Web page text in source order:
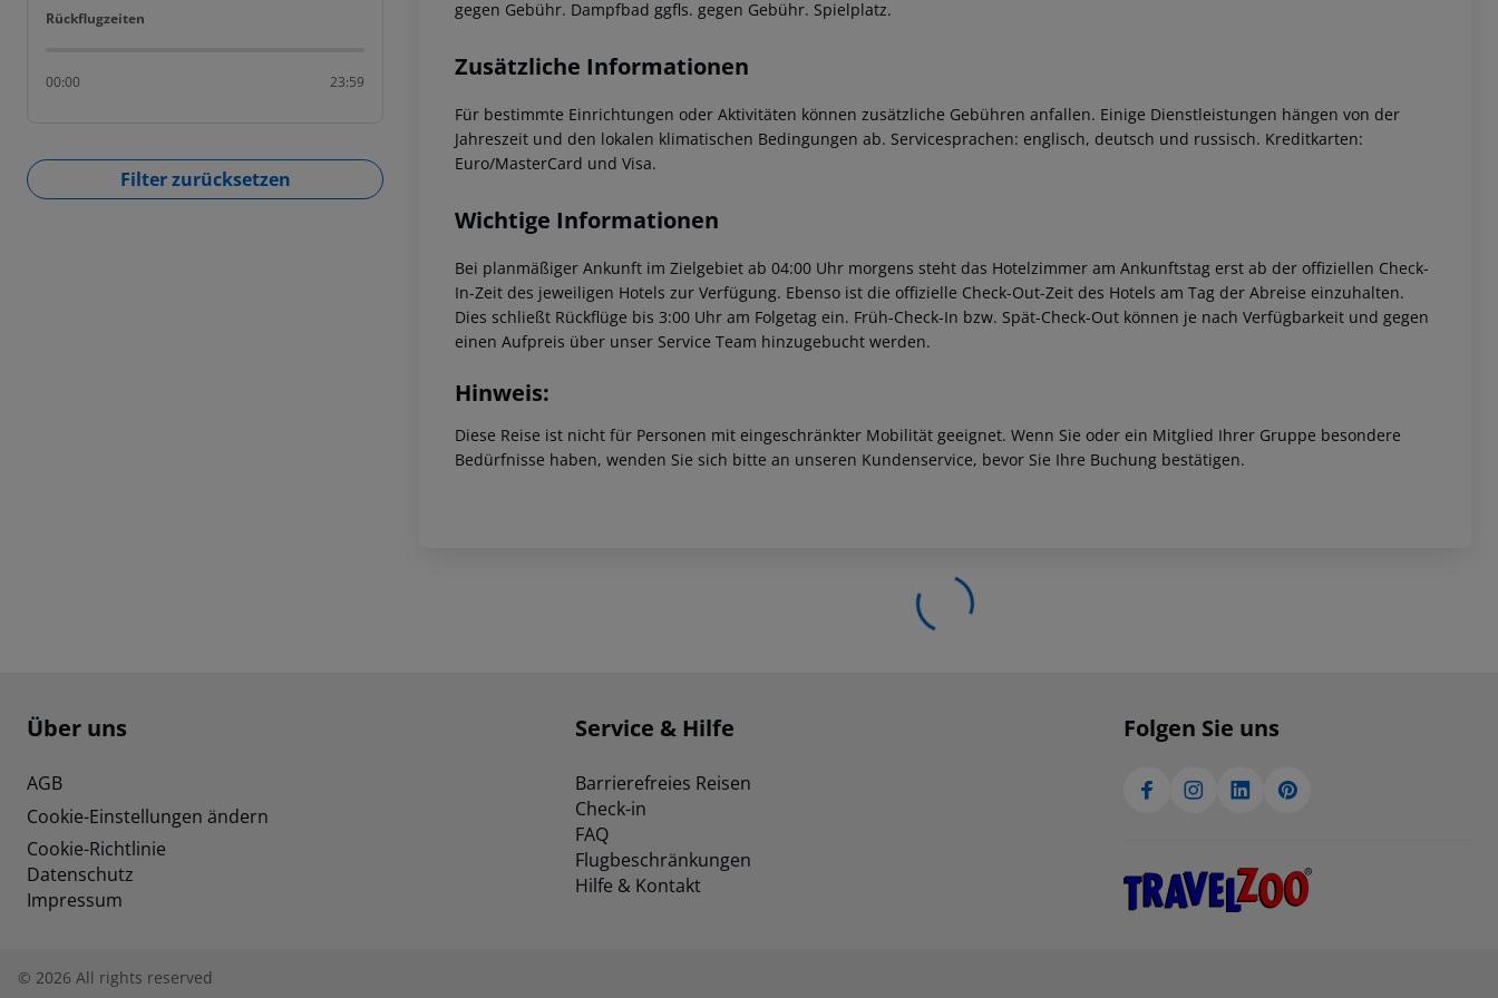
Rückflugzeiten
Rückflugzeiten
00:00 23:59
Filter zurücksetzen
gegen Gebühr. Dampfbad ggfls. gegen Gebühr. Spielplatz.
Zusätzliche Informationen
Für bestimmte Einrichtungen oder Aktivitäten können zusätzliche Gebühren anfallen. Einige Dienstleistungen hängen von der
Jahreszeit und den lokalen klimatischen Bedingungen ab. Servicesprachen: englisch, deutsch und russisch. Kreditkarten:
Euro/MasterCard und Visa.
Wichtige Informationen
Bei planmäßiger Ankunft im Zielgebiet ab 04:00 Uhr morgens steht das Hotelzimmer am Ankunftstag erst ab der offiziellen Check-
In-Zeit des jeweiligen Hotels zur Verfügung. Ebenso ist die offizielle Check-Out-Zeit des Hotels am Tag der Abreise einzuhalten.
Dies schließt Rückflüge bis 3:00 Uhr am Folgetag ein. Früh-Check-In bzw. Spät-Check-Out können je nach Verfügbarkeit und gegen
einen Aufpreis über unser Service Team hinzugebucht werden.
Hinweis:
Diese Reise ist nicht für Personen mit eingeschränkter Mobilität geeignet. Wenn Sie oder ein Mitglied Ihrer Gruppe besondere
Bedürfnisse haben, wenden Sie sich bitte an unseren Kundenservice, bevor Sie Ihre Buchung bestätigen.
Footer navigation
Über uns
AGB
Cookie-Einstellungen ändern
Cookie-Richtlinie
Datenschutz
Impressum
Service & Hilfe
Barrierefreies Reisen
Check-in
FAQ
Flugbeschränkungen
Hilfe & Kontakt
Folgen Sie uns
© 2026 All rights reserved